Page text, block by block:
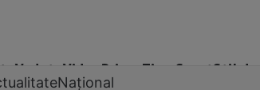
Vedete Video Prime Time SportStil de
Național